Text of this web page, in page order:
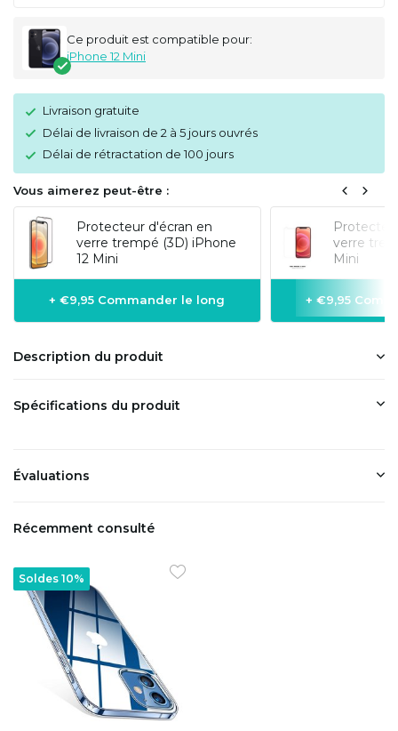
Ce produit est compatible pour:
iPhone 12 Mini
Livraison gratuite
Délai de livraison de 2 à 5 jours ouvrés
Délai de rétractation de 100 jours
Vous aimerez peut-être :
Protecteur d'écran en
verre trempé (3D) iPhone
12 Mini
+ €9,95 Commander le long
verre
Mini
+ €9,95
Description du produit
Spécifications du produit
Évaluations
Récemment consulté
Soldes 10%